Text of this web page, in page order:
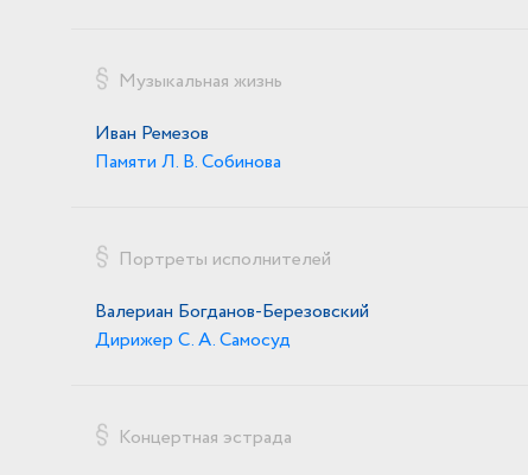
Музыкальная жизнь
Иван Ремезов
Памяти Л. В. Собинова
Портреты исполнителей
Валериан Богданов-Березовский
Дирижер С. А. Самосуд
Концертная эстрада